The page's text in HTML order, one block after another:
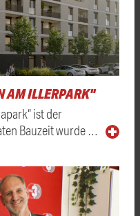
AM ILLERPARK"
ist der
Bauzeit wurde …